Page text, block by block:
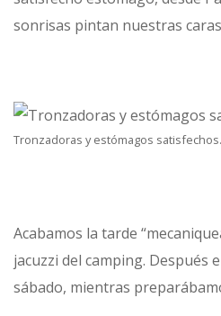
sonrisas pintan nuestras
Tronzadoras y estómagos satisfechos.
Acabamos la tarde
jacuzzi del camping. Después
sábado, mientras